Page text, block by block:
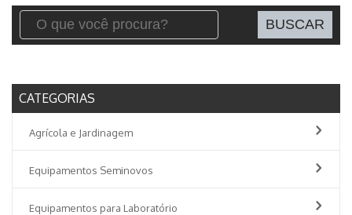
CONTATO
CATEGORIAS
Agrícola e Jardinagem
Equipamentos Seminovos
Equipamentos para Laboratório